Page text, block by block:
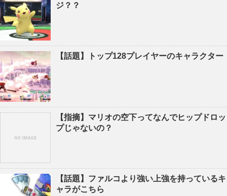
ジ？？
【話題】トップ128プレイヤーのキャラクター
【指摘】マリオの空下ってなんでヒップドロッ
プじゃないの？
【話題】ファルコより強い上強を持っているキ
ャラがこちら